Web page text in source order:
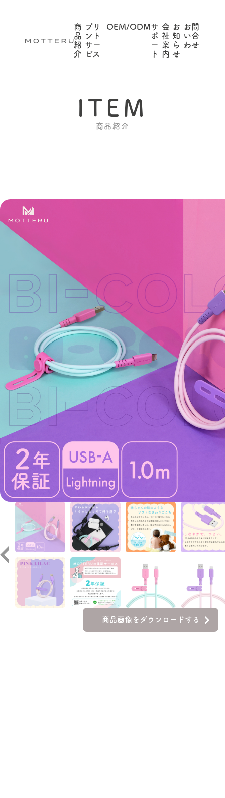
商
品
紹
介
プリ
ント
サー
ビス
OEM/ODMサ
ポ
ー
ト
会
社
案
内
お
知
ら
せ
お問
い合
わせ
ITEM
商品紹介
商品画像をダウンロードする